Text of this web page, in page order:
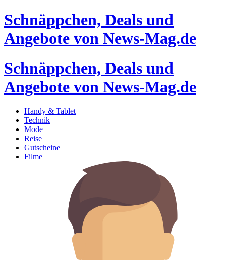
Schnäppchen, Deals und
Angebote von News-Mag.de
Schnäppchen, Deals und
Angebote von News-Mag.de
Handy & Tablet
Technik
Mode
Reise
Gutscheine
Filme